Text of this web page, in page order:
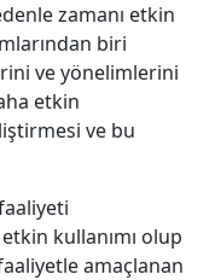
zamanı etkin
biri
ve yönelimlerini
etkin
ve bu
kullanımı olup
amaçlanan